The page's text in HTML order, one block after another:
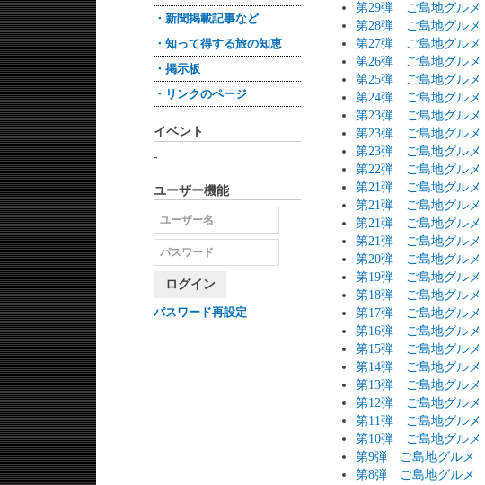
第29弾 ご島地グル
第28弾 ご島地グル
第27弾 ご島地グル
第26弾 ご島地グル
第25弾 ご島地グル
第24弾 ご島地グル
第23弾 ご島地グル
第23弾 ご島地グル
第23弾 ご島地グル
第22弾 ご島地グル
第21弾 ご島地グル
第21弾 ご島地グル
第21弾 ご島地グル
第21弾 ご島地グル
第20弾 ご島地グル
第19弾 ご島地グ
第18弾 ご島地グル
第17弾 ご島地グル
第16弾 ご島地グル
第15弾 ご島地グル
第14弾 ご島地グル
第13弾 ご島地グル
第12弾 ご島地グル
第11弾 ご島地グル
第10弾 ご島地グル
第9弾 ご島地グルメ
第8弾 ご島地グルメ
・新聞掲載記事など
・知って得する旅の知恵
・掲示板
・リンクのページ
イベント
-
ユーザー機能
ログイン
パスワード再設定